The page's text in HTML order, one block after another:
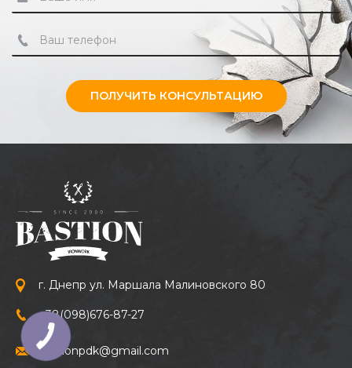
ПОЛУЧИТЬ КОНСУЛЬТАЦИЮ
г. Днепр ул. Маршала Малиновского 80
+38(098)676-87-27
bastionpdk@gmail.com